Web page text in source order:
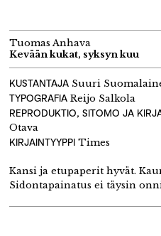
Tuomas Anhava
Kevään kukat, syksyn kuu
KUSTANTAJA Suuri
TYPOGRAFIA Reijo Salkola
REPRODUKTIO, SITOMO JA
Otava
KIRJAINTYYPPI Times
Kansi ja etupaperit hyvät.
Sidontapainatus ei täysin